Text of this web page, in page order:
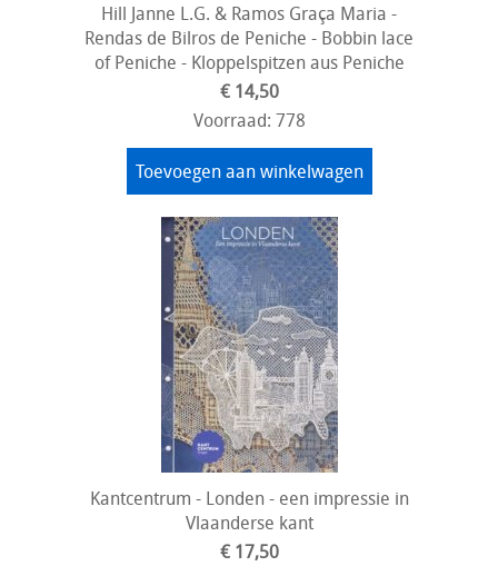
Hill Janne L.G. & Ramos Graça Maria -
Rendas de Bilros de Peniche - Bobbin lace
of Peniche - Kloppelspitzen aus Peniche
€ 14,50
Voorraad: 778
Toevoegen aan winkelwagen
Kantcentrum - Londen - een impressie in
Vlaanderse kant
€ 17,50